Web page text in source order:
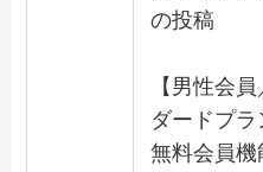
の投稿
【男性会
ダードプラ
無料会員機